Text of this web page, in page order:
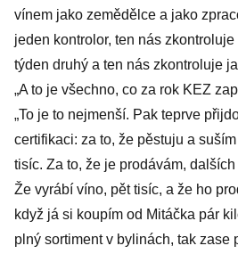
vínem jako zemědělce a jako
jeden kontrolor, ten nás
týden druhý a ten nás zkontroluje
„A to je všechno, co za rok KEZ
„To je to nejmenší. Pak teprve
certifikaci: za to, že pěstuju a
tisíc. Za to, že je prodávám,
Že vyrábí víno, pět tisíc, a že ho
když já si koupím od Mitáčka pár
plný sortiment v bylinách, tak zase